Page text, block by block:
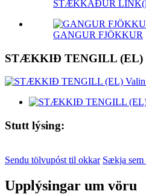
STÆKKAÐUR
GANGUR FJÖKKUR
STÆKKIÐ TENGILL (EL)
Stutt lýsing:
Sendu tölvupóst til okkar Sækja
Upplýsingar um vöru